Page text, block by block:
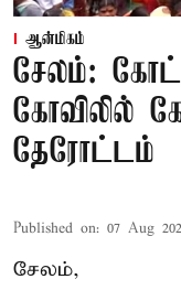
ஆன்மிகம்
சேலம்:
கோவிலில்
தேரோட்டம்
Published on: 07 Aug
சேலம்,